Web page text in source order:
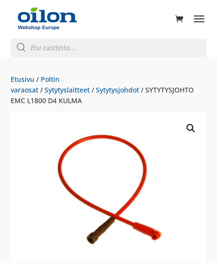
search
Etusivu / Poltin
varaosat /Sytytyslaitteet /Sytytysjohdot / SYTYTYSJOHTO
EMC L1800 D4 KULMA